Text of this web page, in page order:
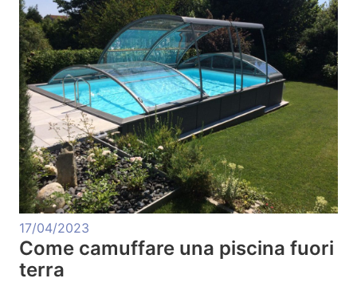
17/04/2023
Come camuffare una piscina fuori
terra